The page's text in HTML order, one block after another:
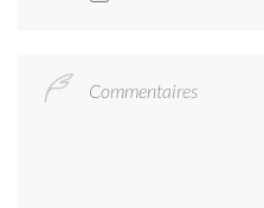
Commentaires